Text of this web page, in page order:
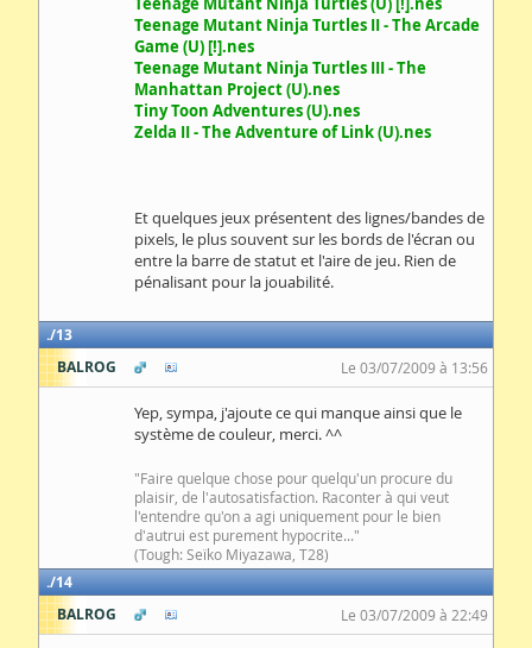
Teenage Mutant Ninja Turtles II - The Arcade
Game (U) [!].nes
Teenage Mutant Ninja Turtles III - The
Manhattan Project (U).nes
Tiny Toon Adventures (U).nes
Zelda II - The Adventure of Link (U).nes
Et quelques jeux présentent des lignes/bandes de
pixels, le plus souvent sur les bords de l'écran ou
entre la barre de statut et l'aire de jeu. Rien de
pénalisant pour la jouabilité.
13
BALROG
Le 03/07/2009 à 13:56
Yep, sympa, j'ajoute ce qui manque ainsi que le
système de couleur, merci. ^^
"Faire quelque chose pour quelqu'un procure du
plaisir, de l'autosatisfaction. Raconter à qui veut
l'entendre qu'on a agi uniquement pour le bien
d'autrui est purement hypocrite..."
(Tough: Seïko Miyazawa, T28)
14
BALROG
Le 03/07/2009 à 22:49